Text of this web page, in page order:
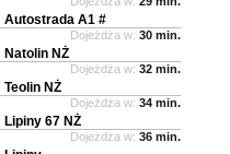
Autostrada A1 #
Dojeżdża w: 30 min.
Natolin NŻ
Dojeżdża w: 32 min.
Teolin NŻ
Dojeżdża w: 34 min.
Lipiny 67 NŻ
Dojeżdża w: 36 min.